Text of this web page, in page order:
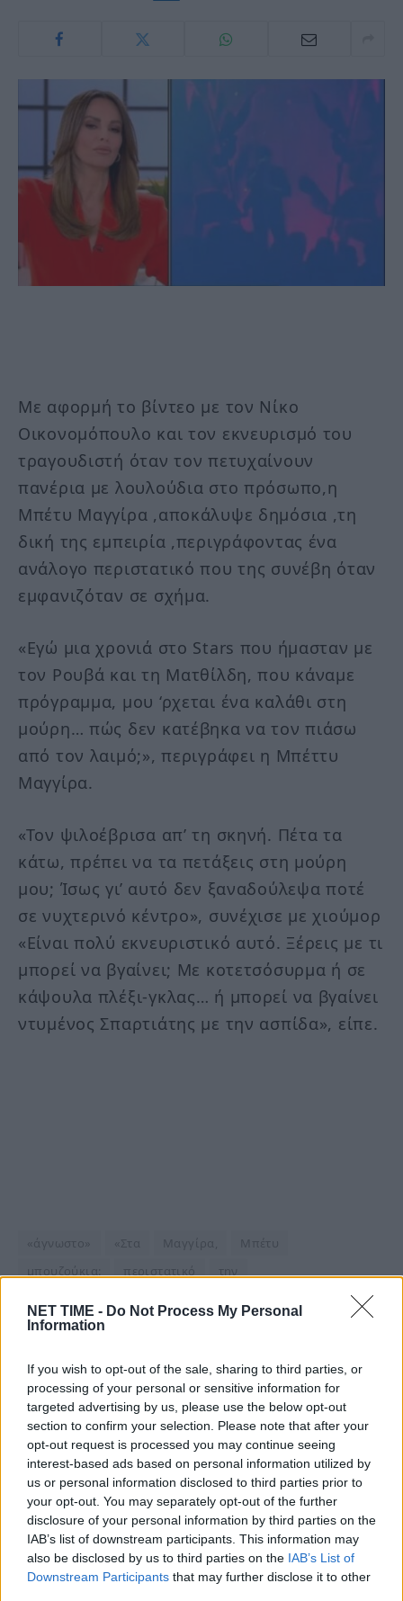
NET TIME - Do Not Process My Personal
Information
If you wish to opt-out of the sale, sharing to third parties, or
processing of your personal or sensitive information for
targeted advertising by us, please use the below opt-out
section to confirm your selection. Please note that after your
opt-out request is processed you may continue seeing
interest-based ads based on personal information utilized by
us or personal information disclosed to third parties prior to
your opt-out. You may separately opt-out of the further
disclosure of your personal information by third parties on the
IAB’s list of downstream participants. This information may
also be disclosed by us to third parties on the IAB’s List of
Downstream Participants that may further disclose it to other
Με αφορμή το βίντεο με τον Νίκο
Οικονομόπουλο και τον εκνευρισμό του
τραγουδιστή όταν τον πετυχαίνουν
πανέρια με λουλούδια στο πρόσωπο,η
Μπέτυ Μαγγίρα ,αποκάλυψε δημόσια ,τη
δική της εμπειρία ,περιγράφοντας ένα
ανάλογο περιστατικό που της συνέβη όταν
εμφανιζόταν σε σχήμα.
«Εγώ μια χρονιά στο Stars που ήμασταν με
τον Ρουβά και τη Ματθίλδη, που κάναμε
πρόγραμμα, μου ‘ρχεται ένα καλάθι στη
μούρη… πώς δεν κατέβηκα να τον πιάσω
από τον λαιμό;», περιγράφει η Μπέττυ
Μαγγίρα.
«Τον ψιλοέβρισα απ’ τη σκηνή. Πέτα τα
κάτω, πρέπει να τα πετάξεις στη μούρη
μου; Ίσως γι’ αυτό δεν ξαναδούλεψα ποτέ
σε νυχτερινό κέντρο», συνέχισε με χιούμορ
«Είναι πολύ εκνευριστικό αυτό. Ξέρεις με τι
μπορεί να βγαίνει; Με κοτετσόσυρμα ή σε
κάψουλα πλέξι-γκλας… ή μπορεί να βγαίνει
ντυμένος Σπαρτιάτης με την ασπίδα», είπε.
«άγνωστο» «Στα Μαγγίρα,
Μπέτυ
μπουζούκια:
περιστατικό την
Είμαστε και στο Google News: